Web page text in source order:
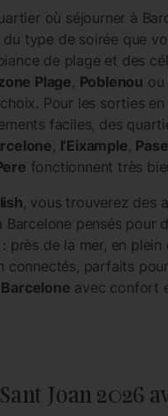
où séjourner à
type de soirée que
de plage et des
Plage Poblenou ou
Pour les sorties
faciles, des
l’Eixample
fonctionnent très
, vous trouverez des
Barcelone pensés pour
près de la mer, en plein
connectés, parfaits
avec confort
Joan 2026